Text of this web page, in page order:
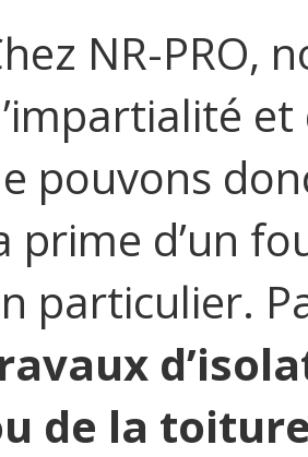
NR-PRO,
pouvons
prime d’un
particulier.
de la